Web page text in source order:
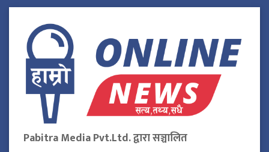
Pabitra Media Pvt.Ltd. द्वारा सञ्चालित